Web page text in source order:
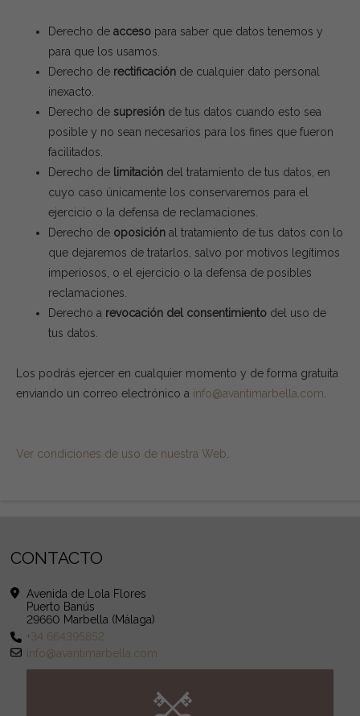
Derecho de acceso para saber que datos tenemos y
para que los usamos.
Derecho de rectificación de cualquier dato personal
inexacto.
Derecho de supresión de tus datos cuando esto sea
posible y no sean necesarios para los fines que fueron
facilitados.
Derecho de limitación del tratamiento de tus datos, en
cuyo caso únicamente los conservaremos para el
ejercicio o la defensa de reclamaciones.
Derecho de oposición al tratamiento de tus datos con lo
que dejaremos de tratarlos, salvo por motivos legítimos
imperiosos, o el ejercicio o la defensa de posibles
reclamaciones.
Derecho a revocación del consentimiento del uso de
tus datos.
Los podrás ejercer en cualquier momento y de forma gratuita
enviando un correo electrónico a info@avantimarbella.com
Ver condiciones de uso de nuestra Web
CONTACTO
Avenida de Lola Flores
Puerto Banús
29660 Marbella (Málaga)
+34 664395852
info@avantimarbella.com